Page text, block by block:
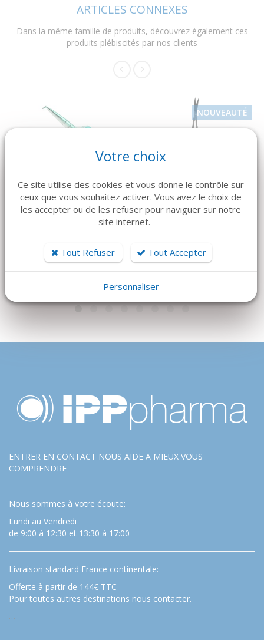
ARTICLES CONNEXES
Dans la même famille de produits, découvrez également ces
produits plébiscités par nos clients
MECTRON
Aeropolisseur
STARJET
NOUVEAUTÉ
USTOMED
CISEAUX LAGRANGE
DOUBLE COURBURE
- COURBE 10,5 CM -
USTOMED
ENTRER EN CONTACT NOUS AIDE A MIEUX VOUS
COMPRENDRE
Nous sommes à votre écoute:
Lundi au Vendredi
de 9:00 à 12:30 et 13:30 à 17:00
Livraison standard France continentale:
Offerte à partir de 144€ TTC
Pour toutes autres destinations nous contacter.
…
Votre choix
Ce site utilise des cookies et vous donne le contrôle sur
ceux que vous souhaitez activer. Vous avez le choix de
les accepter ou de les refuser pour naviguer sur notre
site internet.
Tout Refuser Tout Accepter
Personnaliser